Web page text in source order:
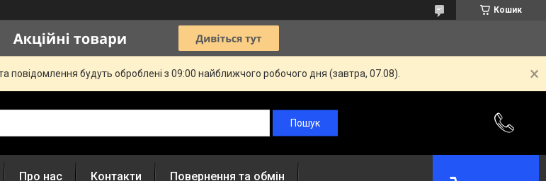
Кошик
повідомлення будуть оброблені з 09:00 найближчого робочого дня (завтра, 07.08).
Про нас Контакти Повернення та обмін